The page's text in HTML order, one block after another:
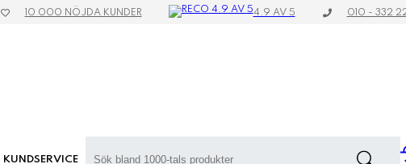
10 000 NÖJDA KUNDER 4.9 AV 5 010 - 332
KUNDSERVICE